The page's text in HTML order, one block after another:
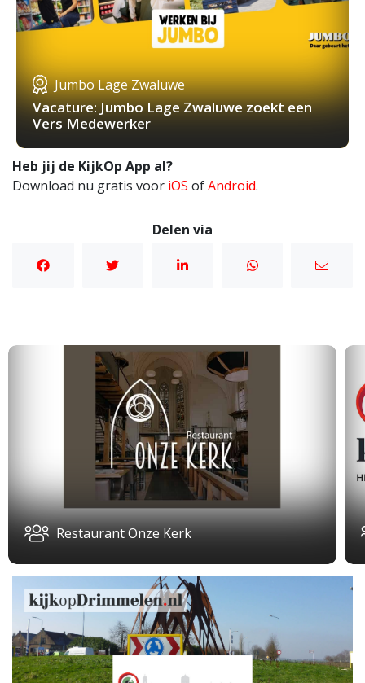
Jumbo Lage Zwaluwe
Vacature: Jumbo Lage Zwaluwe zoekt een
Vers Medewerker
Heb jij de KijkOp App al?
Download nu gratis voor iOS ofAndroid.
Delen via
Restaurant Onze Kerk